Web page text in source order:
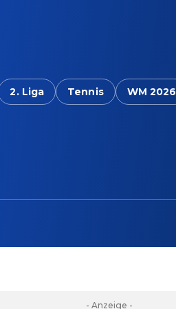
2. Liga Tennis WM 2026
- Anzeige -